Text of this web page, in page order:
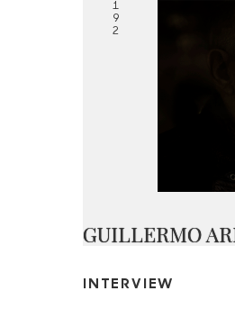
1
9
2
GUILLERMO
INTERVIEW